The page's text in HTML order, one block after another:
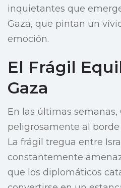
inquietantes que
Gaza, que pintan un
emoción.
El Frágil
Gaza
En las últimas semanas,
peligrosamente al
La frágil tregua entre
constantemente
que los diplomáticos